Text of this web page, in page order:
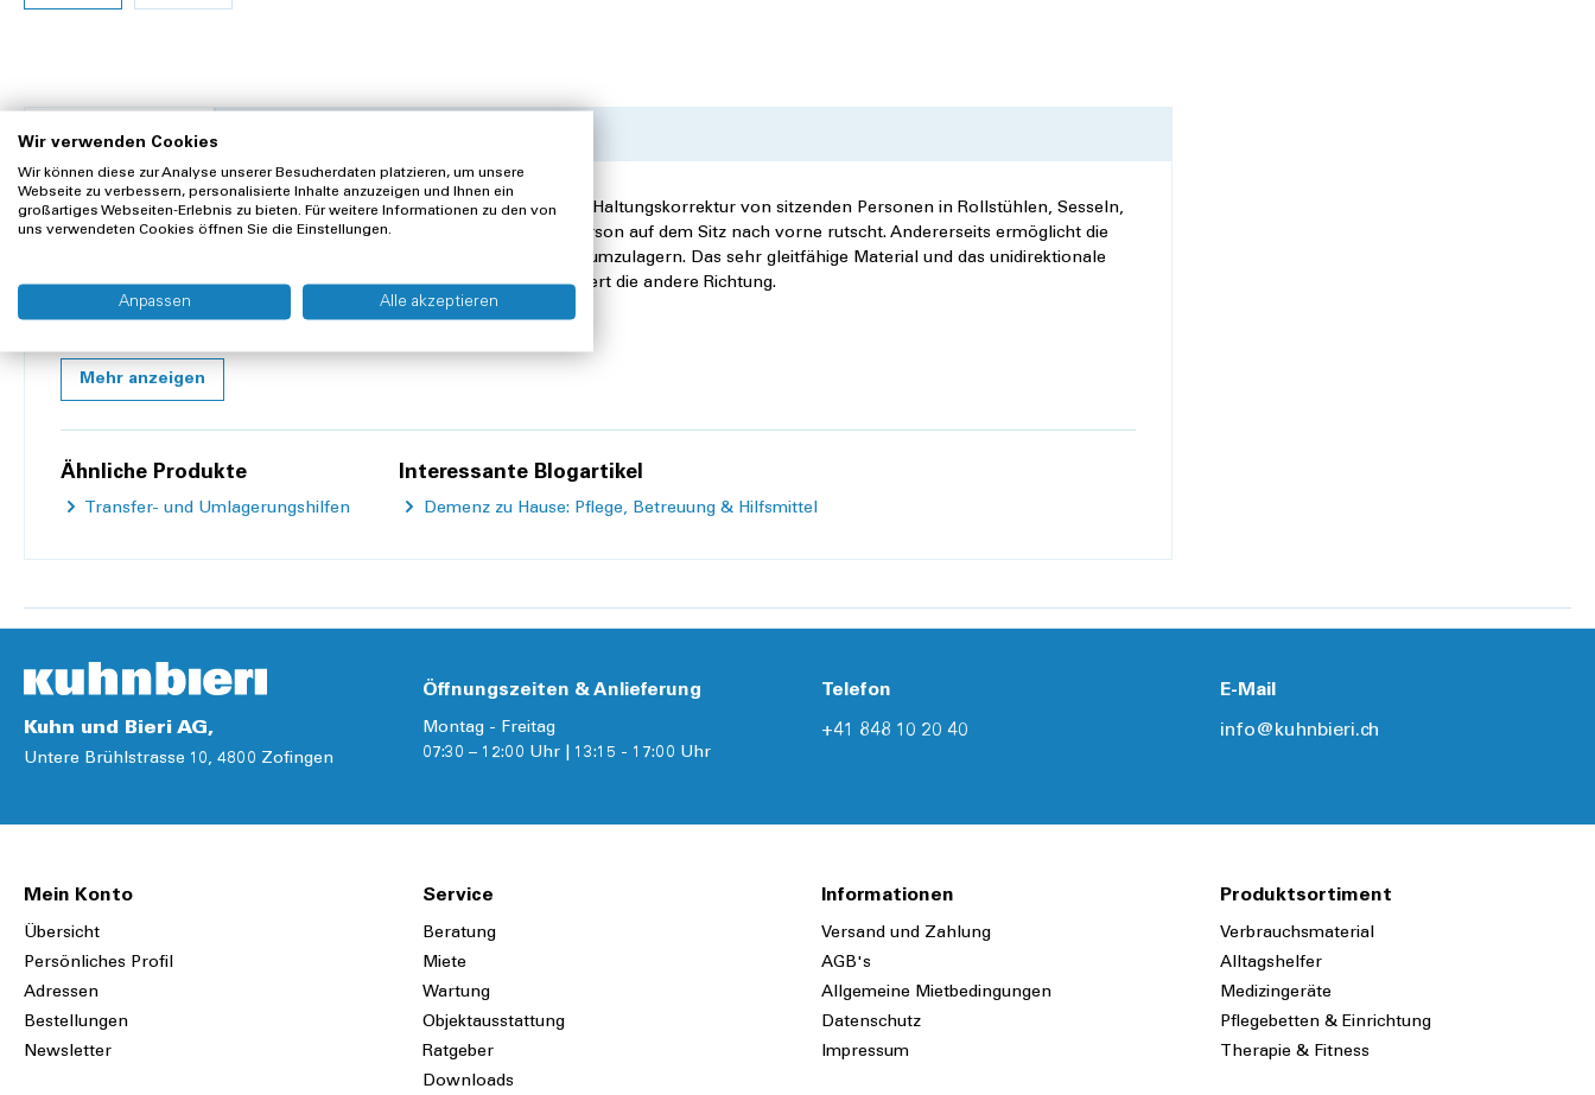
Beschreibung
Die Gleitmatte / -schlauch ist verschieden einsetzbar. Einerseits zur Haltungskorrektur von sitzenden Personen in Rollstühlen, Sesseln,
Autositzen, usw.), das Einweg-Gleitmaterial verhindert, dass die Person auf dem Sitz nach vorne rutscht. Andererseits ermöglicht die
Matte dem Pflegepersonal auch, die Person leicht und reibungslos umzulagern. Das sehr gleitfähige Material und das unidirektionale
Gewebe innen ermöglicht Bewegungen in eine Richtung und blockiert die andere Richtung.
Latexfrei
Maximales Körpergewicht: 200kg
Nicht bleichen, chemisch reinigen oder bügeln
Waschtemperatur:
Breite: 50 cm
Mehr anzeigen
Ähnliche Produkte
Transfer- und Umlagerungshilfen
Interessante Blogartikel
Demenz zu Hause: Pflege, Betreuung & Hilfsmittel
Kuhn und Bieri AG,
Untere Brühlstrasse 10, 4800 Zofingen
Öffnungszeiten & Anlieferung
Montag - Freitag
07:30 – 12:00 Uhr | 13:15 - 17:00 Uhr
Telefon
+41 848 10 20 40
E-Mail
info@kuhnbieri.ch
Mein Konto
Übersicht
Persönliches Profil
Adressen
Bestellungen
Newsletter
Service
Beratung
Miete
Wartung
Objektausstattung
Ratgeber
Downloads
Informationen
Versand und Zahlung
AGB's
Allgemeine Mietbedingungen
Datenschutz
Impressum
Produktsortiment
Verbrauchsmaterial
Alltagshelfer
Medizingeräte
Pflegebetten & Einrichtung
Therapie & Fitness
Wir verwenden Cookies
Wir können diese zur Analyse unserer Besucherdaten platzieren, um unsere
Webseite zu verbessern, personalisierte Inhalte anzuzeigen und Ihnen ein
großartiges Webseiten-Erlebnis zu bieten. Für weitere Informationen zu den von
uns verwendeten Cookies öffnen Sie die Einstellungen.
Anpassen Alle akzeptieren